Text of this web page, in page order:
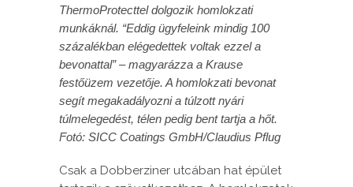
ThermoProtecttel dolgozik homlokzati
munkáknál. “Eddig ügyfeleink mindig 100
százalékban elégedettek voltak ezzel a
bevonattal” – magyarázza a Krause
festőüzem vezetője. A homlokzati bevonat
segít megakadályozni a túlzott nyári
túlmelegedést, télen pedig bent tartja a hőt.
Fotó: SICC Coatings GmbH/Claudius Pflug
Csak a Dobberziner utcában hat épület